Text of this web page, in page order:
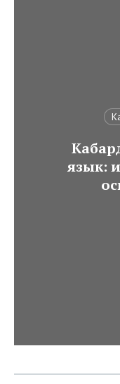
язык: